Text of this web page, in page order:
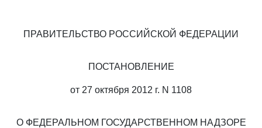
ПРАВИТЕЛЬСТВО РОССИЙСКОЙ ФЕДЕРАЦИИ
ПОСТАНОВЛЕНИЕ
от 27 октября 2012 г. N 1108
О ФЕДЕРАЛЬНОМ ГОСУДАРСТВЕННОМ НАДЗОРЕ